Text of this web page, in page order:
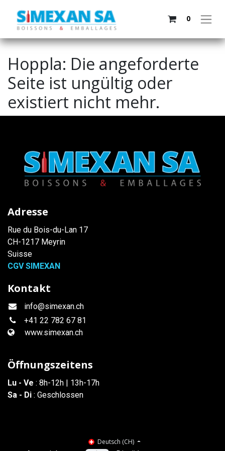
0
Hoppla: Die angeforderte
Seite ist ungültig oder
existiert nicht mehr.
Adresse
Rue du Bois-du-Lan 17
CH-1217 Meyrin
Suisse
CGV SIMEXAN
Kontakt
info@simexan.ch
+41 22 782 67 81
www.simexan.ch
Öffnungszeitens
Lu - Ve : 8h-12h | 13h-17h
Sa - Di : Geschlossen
Deutsch (CH)